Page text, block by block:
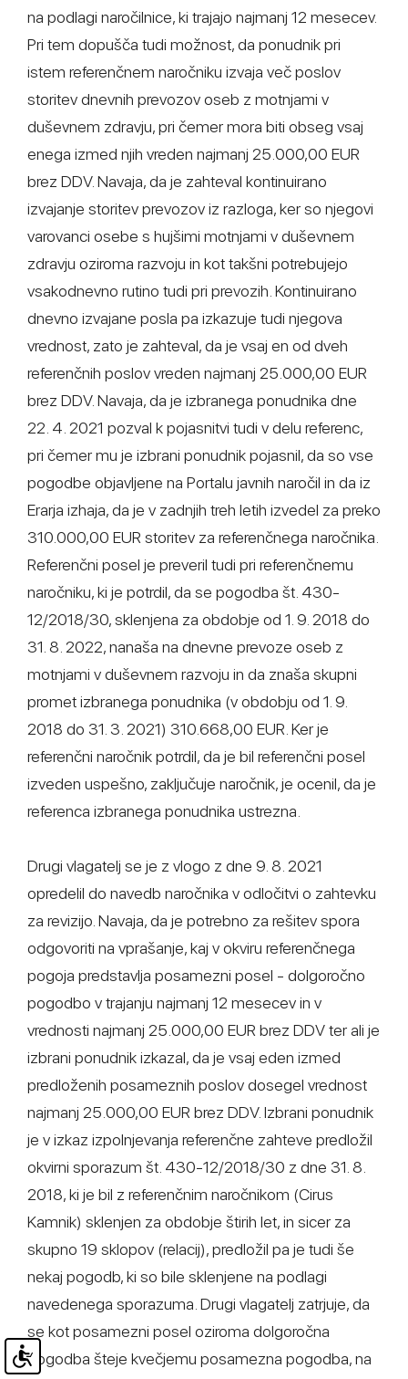
na podlagi naročilnice, ki trajajo najmanj 12 mesecev.
Pri tem dopušča tudi možnost, da ponudnik pri
istem referenčnem naročniku izvaja več poslov
storitev dnevnih prevozov oseb z motnjami v
duševnem zdravju, pri čemer mora biti obseg vsaj
enega izmed njih vreden najmanj 25.000,00 EUR
brez DDV. Navaja, da je zahteval kontinuirano
izvajanje storitev prevozov iz razloga, ker so njegovi
varovanci osebe s hujšimi motnjami v duševnem
zdravju oziroma razvoju in kot takšni potrebujejo
vsakodnevno rutino tudi pri prevozih. Kontinuirano
dnevno izvajane posla pa izkazuje tudi njegova
vrednost, zato je zahteval, da je vsaj en od dveh
referenčnih poslov vreden najmanj 25.000,00 EUR
brez DDV. Navaja, da je izbranega ponudnika dne
22. 4. 2021 pozval k pojasnitvi tudi v delu referenc,
pri čemer mu je izbrani ponudnik pojasnil, da so vse
pogodbe objavljene na Portalu javnih naročil in da iz
Erarja izhaja, da je v zadnjih treh letih izvedel za preko
310.000,00 EUR storitev za referenčnega naročnika.
Referenčni posel je preveril tudi pri referenčnemu
naročniku, ki je potrdil, da se pogodba št. 430-
12/2018/30, sklenjena za obdobje od 1. 9. 2018 do
31. 8. 2022, nanaša na dnevne prevoze oseb z
motnjami v duševnem razvoju in da znaša skupni
promet izbranega ponudnika (v obdobju od 1. 9.
2018 do 31. 3. 2021) 310.668,00 EUR. Ker je
referenčni naročnik potrdil, da je bil referenčni posel
izveden uspešno, zaključuje naročnik, je ocenil, da je
referenca izbranega ponudnika ustrezna.
Drugi vlagatelj se je z vlogo z dne 9. 8. 2021
opredelil do navedb naročnika v odločitvi o zahtevku
za revizijo. Navaja, da je potrebno za rešitev spora
odgovoriti na vprašanje, kaj v okviru referenčnega
pogoja predstavlja posamezni posel - dolgoročno
pogodbo v trajanju najmanj 12 mesecev in v
vrednosti najmanj 25.000,00 EUR brez DDV ter ali je
izbrani ponudnik izkazal, da je vsaj eden izmed
predloženih posameznih poslov dosegel vrednost
najmanj 25.000,00 EUR brez DDV. Izbrani ponudnik
je v izkaz izpolnjevanja referenčne zahteve predložil
okvirni sporazum št. 430-12/2018/30 z dne 31. 8.
2018, ki je bil z referenčnim naročnikom (Cirus
Kamnik) sklenjen za obdobje štirih let, in sicer za
skupno 19 sklopov (relacij), predložil pa je tudi še
nekaj pogodb, ki so bile sklenjene na podlagi
navedenega sporazuma. Drugi vlagatelj zatrjuje, da
se kot posamezni posel oziroma dolgoročna
pogodba šteje kvečjemu posamezna pogodba, na